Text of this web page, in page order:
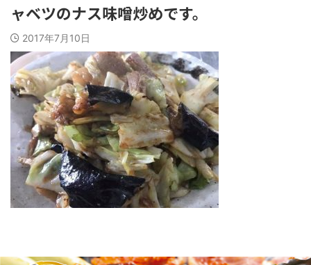
ャベツのナス味噌炒めです。
2017年7月10日